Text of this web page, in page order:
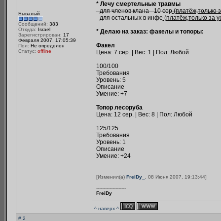
Бывалый
Сообщений: 383
Откуда: Israel
Зарегистрирован: 17
Февраля 2007, 17:05:39
Пол: Не определен
Статус: offline
* Лечу смертельные травмы
- для членов клана - 10 сер(платёж,только
- для остальных в инфе(платёж,только за
* Делаю на заказ: факелы и топоры:
Факел
Цена: 7 сер. | Вес: 1 | Пол: Любой
100/100
Требования
Уровень: 5
Описание
Умение: +7
Топор лесоруба
Цена: 12 сер. | Вес: 8 | Пол: Любой
125/125
Требования
Уровень: 1
Описание
Умение: +24
[Изменил(а) FreiDy_
, 08 Июня 2007, 19:13:44]
--------------------
FreiDy
^ наверх ^
# 2